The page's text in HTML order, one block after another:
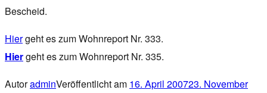
Bescheid.
Hiergeht es zum Wohnreport Nr. 333.
Hiergeht es zum Wohnreport Nr. 335.
AutoradminVeröffentlicht am 16. April 200723. November